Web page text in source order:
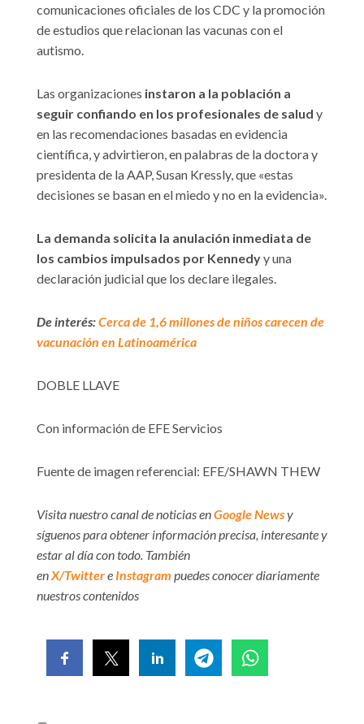
comunicaciones oficiales de los CDC y la promoción
de estudios que relacionan las vacunas con el
autismo.
Las organizaciones instaron a la población a
seguir confiando en los profesionales de salud y
en las recomendaciones basadas en evidencia
científica, y advirtieron, en palabras de la doctora y
presidenta de la AAP, Susan Kressly, que «estas
decisiones se basan en el miedo y no en la evidencia».
La demanda solicita la anulación inmediata de
los cambios impulsados por Kennedyy una
declaración judicial que los declare ilegales.
De interés:Cerca de 1,6 millones de niños carecen de
vacunación en Latinoamérica
DOBLE LLAVE
Con información de EFE Servicios
Fuente de imagen referencial: EFE/SHAWN THEW
Visita nuestro canal de noticias enGoogle Newsy
síguenos para obtener información precisa, interesante y
estar al día con todo. También
enX/Twittere Instagram puedes conocer diariamente
nuestros contenidos